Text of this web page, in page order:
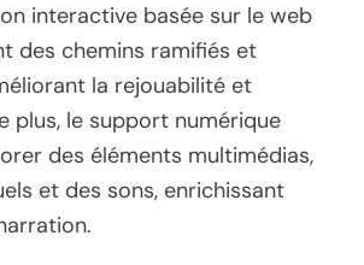
interactive basée sur le web
des chemins ramifiés et
la rejouabilité et
plus, le support numérique
des éléments multimédias,
et des sons, enrichissant